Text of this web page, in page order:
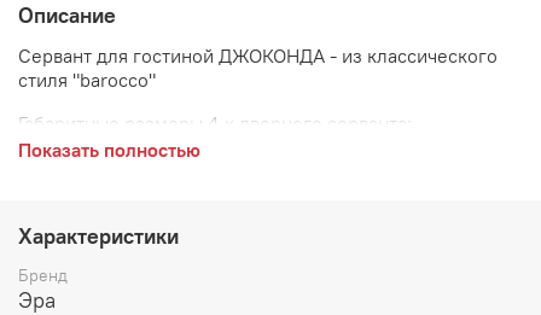
Описание
Сервант для гостиной ДЖОКОНДА - из классического
стиля "barocco"
Габаритные размеры 4-х дверного серванта:
высота 2380 мм
Габаритные размеры 5-ти дверного серванта:
Показать полностью
Характеристики
Бренд
Эра